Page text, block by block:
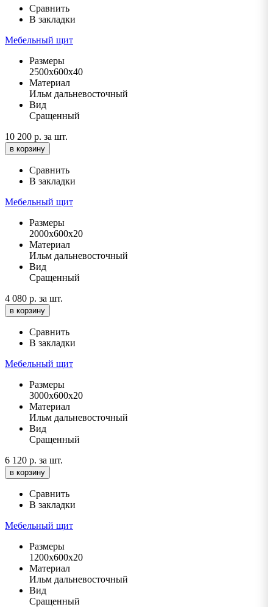
Сравнить
В закладки
Мебельный щит
Размеры
2500х600х40
Материал
Ильм дальневосточный
Вид
Сращенный
10 200 р. за шт.
в корзину
Сравнить
В закладки
Мебельный щит
Размеры
2000х600х20
Материал
Ильм дальневосточный
Вид
Сращенный
4 080 р. за шт.
в корзину
Сравнить
В закладки
Мебельный щит
Размеры
3000х600х20
Материал
Ильм дальневосточный
Вид
Сращенный
6 120 р. за шт.
в корзину
Сравнить
В закладки
Мебельный щит
Размеры
1200х600х20
Материал
Ильм дальневосточный
Вид
Сращенный